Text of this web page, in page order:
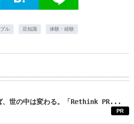
ル 豆知識 体験・経験
、世の中は変わる。「Rethink PR...
PR